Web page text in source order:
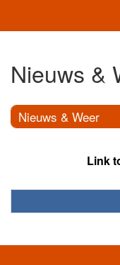
Nieuws &
Nieuws & Weer
Link